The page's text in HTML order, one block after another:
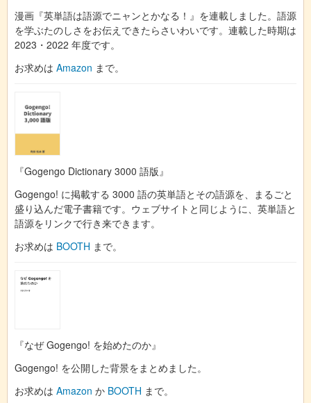
漫画『英単語は語源でニャンとかなる！』を連載しました。語源
を学ぶたのしさをお伝えできたらさいわいです。連載した時期は
2023・2022 年度です。
お求めは Amazon まで。
『Gogengo Dictionary 3000 語版』
Gogengo! に掲載する 3000 語の英単語とその語源を、まるごと
盛り込んだ電子書籍です。ウェブサイトと同じように、英単語と
語源をリンクで行き来できます。
お求めは BOOTH まで。
『なぜ Gogengo! を始めたのか』
Gogengo! を公開した背景をまとめました。
お求めは Amazon か BOOTH まで。